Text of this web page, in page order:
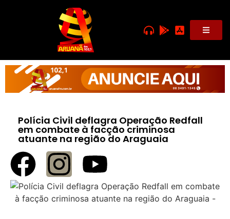
Polícia Civil deflagra Operação Redfall
em combate à facção criminosa
atuante na região do Araguaia